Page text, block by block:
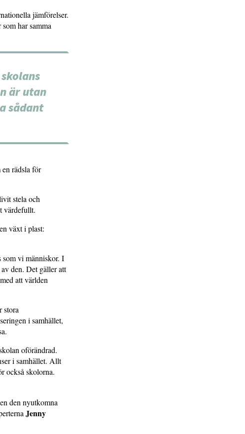
jämförelser.
har samma
är utan
sådant
rädsla för
stela och
värdefullt.
växt i plast:
som vi människor. I
den. Det gäller att
att världen
stora
i samhället,
oförändrad.
i samhället. Allt
också skolorna.
den nyutkomna
Jenny